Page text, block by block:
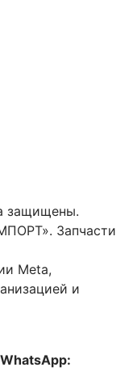
защищены.
Запчасти
Meta,
и